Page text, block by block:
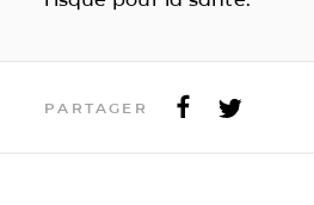
PARTAGER